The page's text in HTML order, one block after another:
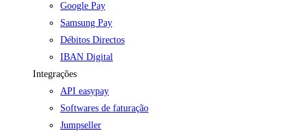
Google Pay
Samsung Pay
Débitos Directos
IBAN Digital
Integrações
API easypay
Softwares de faturação
Jumpseller